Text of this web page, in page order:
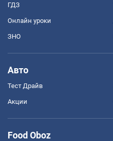
ГДЗ
Онлайн уроки
ЗНО
Авто
Тест Драйв
Акции
Food Oboz